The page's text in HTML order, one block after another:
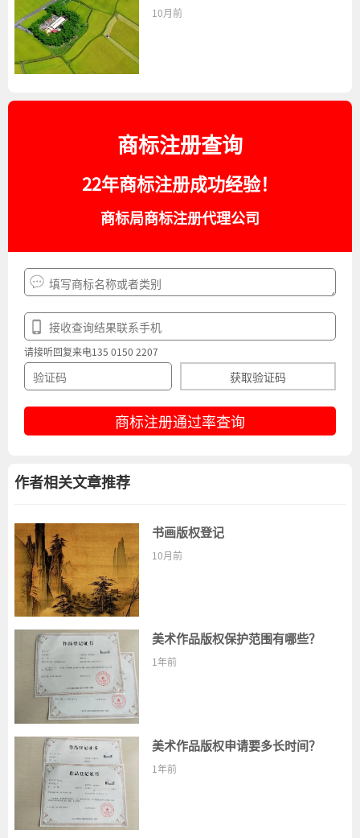
10月前
商标注册查询
22年商标注册成功经验！
商标局商标注册代理公司
请接听回复来电135 0150 2207
获取验证码
商标注册通过率查询
作者相关文章推荐
书画版权登记
10月前
美术作品版权保护范围有哪些？
1年前
美术作品版权申请要多长时间？
1年前